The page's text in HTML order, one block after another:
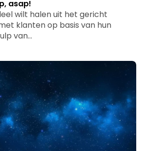
asap!
wilt halen uit het gericht
klanten op basis van hun
van…